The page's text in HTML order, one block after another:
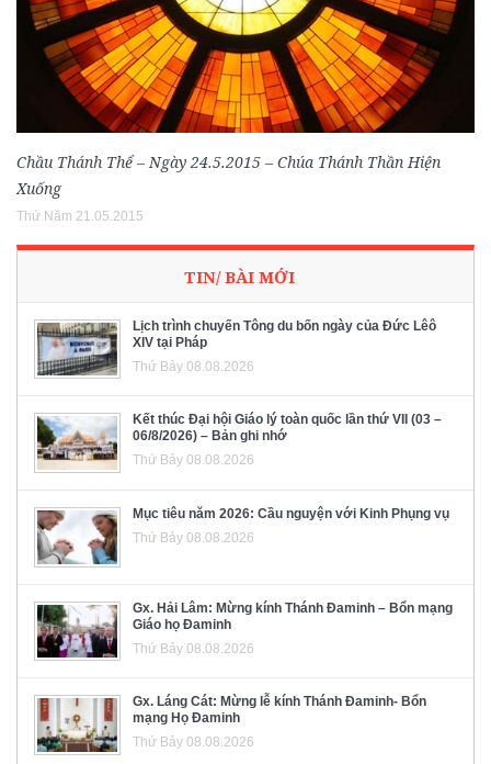
Chầu Thánh Thể – Ngày 24.5.2015 – Chúa Thánh Thần Hiện
Xuống
Thứ Năm 21.05.2015
TIN/ BÀI MỚI
Lịch trình chuyến Tông du bốn ngày của Đức Lêô
XIV tại Pháp
Thứ Bảy 08.08.2026
Kết thúc Đại hội Giáo lý toàn quốc lần thứ VII (03 –
06/8/2026) – Bản ghi nhớ
Thứ Bảy 08.08.2026
Mục tiêu năm 2026: Cầu nguyện với Kinh Phụng vụ
Thứ Bảy 08.08.2026
Gx. Hải Lâm: Mừng kính Thánh Đaminh – Bổn mạng
Giáo họ Đaminh
Thứ Bảy 08.08.2026
Gx. Láng Cát: Mừng lễ kính Thánh Đaminh- Bổn
mạng Họ Đaminh
Thứ Bảy 08.08.2026